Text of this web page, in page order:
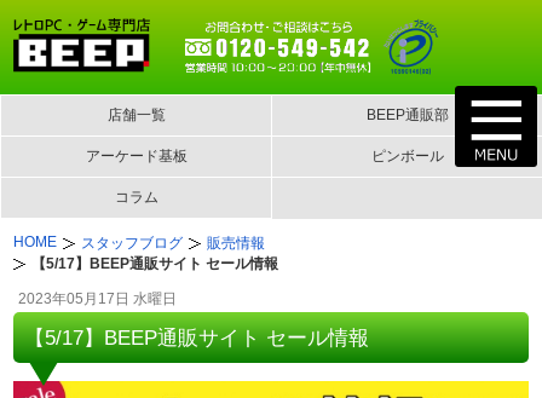
店舗一覧 BEEP通販部
アーケード基板 ピンボール
コラム
HOME スタッフブログ
販売情報
【5/17】BEEP通販サイト セール情報
2023年05月17日 水曜日
【5/17】BEEP通販サイト セール情報